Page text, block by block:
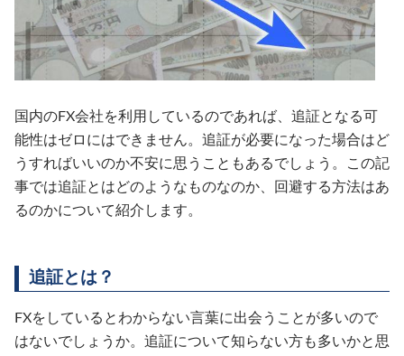
国内のFX会社を利用しているのであれば、追証となる可
能性はゼロにはできません。追証が必要になった場合はど
うすればいいのか不安に思うこともあるでしょう。この記
事では追証とはどのようなものなのか、回避する方法はあ
るのかについて紹介します。
追証とは？
FXをしているとわからない言葉に出会うことが多いので
はないでしょうか。追証について知らない方も多いかと思